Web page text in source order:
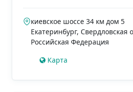
альтернатива летней кухне,
комфортная.
киевское шоссе 34 км дом 5
Екатеринбург, Свердловская
Российская Федерация
Карта